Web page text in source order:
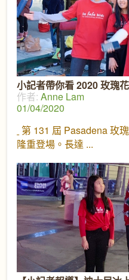
小記者帶你看 2020 玫瑰
作者: Anne Lam
01/04/2020
第 131 屆 Pasadena 玫
隆重登場。長達